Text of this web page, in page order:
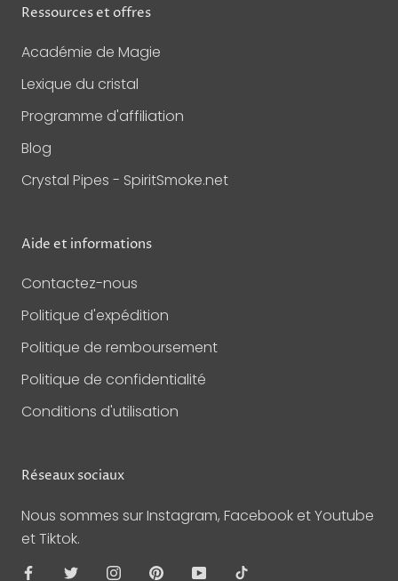
Ressources et offres
Académie de Magie
Lexique du cristal
Programme d'affiliation
Blog
Crystal Pipes - SpiritSmoke.net
Aide et informations
Contactez-nous
Politique d'expédition
Politique de remboursement
Politique de confidentialité
Conditions d'utilisation
Réseaux sociaux
Nous sommes sur Instagram, Facebook et Youtube
et Tiktok.